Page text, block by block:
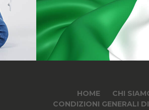
HOME
CHI
CONDIZIONI GENERALI